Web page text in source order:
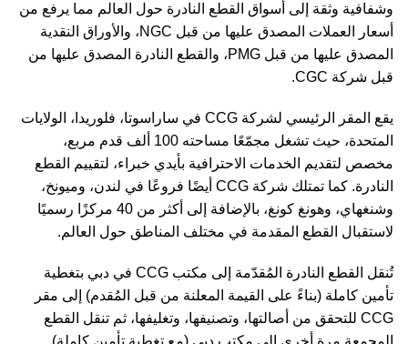
وشفافية وثقة إلى أسواق القطع النادرة حول العالم مما يرفع من
أسعار العملات المصدق عليها من قبل NGC، والأوراق النقدية
المصدق عليها من قبل PMG، والقطع النادرة المصدق عليها من
قبل شركة CGC.
يقع المقر الرئيسي لشركة CCG في ساراسوتا، فلوريدا، الولايات
المتحدة، حيث تشغل مجمّعًا مساحته 100 ألف قدم مربع،
مخصص لتقديم الخدمات الاحترافية بأيدي خبراء، لتقييم القطع
النادرة. كما تمتلك شركة CCG أيضًا فروعًا في لندن، وميونخ،
وشنغهاي، وهونغ كونغ، بالإضافة إلى أكثر من 40 مركزًا رسميًا
لاستقبال القطع المقدمة في مختلف المناطق حول العالم.
تُنقل القطع النادرة المُقدّمة إلى مكتب CCG في دبي بتغطية
تأمين كاملة (بناءً على القيمة المعلنة من قبل المُقدم) إلى مقر
CCG للتحقق من أصالتها، وتصنيفها، وتغليفها، ثم تنقل القطع
المجمعة مرة أخرى إلى مكتب دبي (مع تغطية تأمين كاملة)